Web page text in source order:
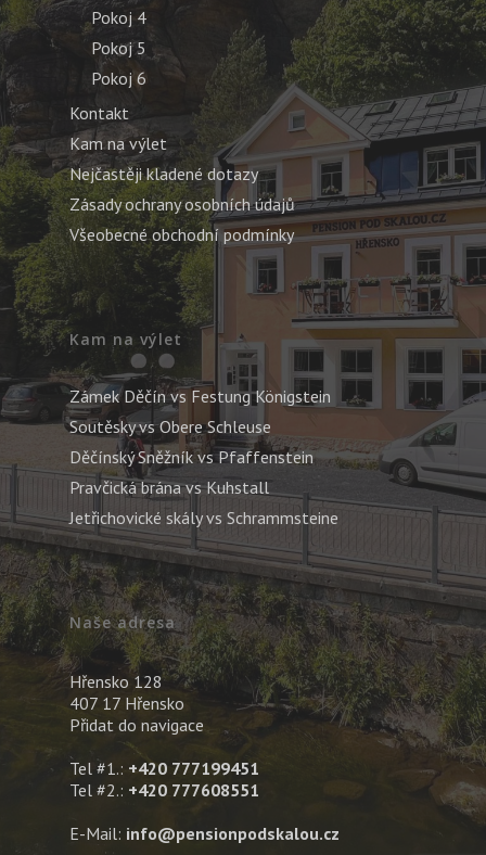
Pokoj 4
Pokoj 5
Pokoj 6
Kontakt
Kam na výlet
Nejčastěji kladené dotazy
Zásady ochrany osobních údajů
Všeobecné obchodní podmínky
Kam na výlet
Zámek Děčín vs Festung Königstein
Soutěsky vs Obere Schleuse
Děčínský Sněžník vs Pfaffenstein
Pravčická brána vs Kuhstall
Jetřichovické skály vs Schrammsteine
Naše adresa
Hřensko 128
407 17 Hřensko
Přidat do navigace
Tel #1.: +420 777199451
Tel #2.: +420 777608551
E-Mail: info@pensionpodskalou.cz